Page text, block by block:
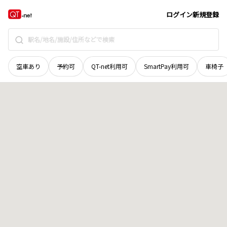
ログイン新規登録
空車あり 予約可 QT-net利用可 SmartPay利用可 車椅子
愛媛県